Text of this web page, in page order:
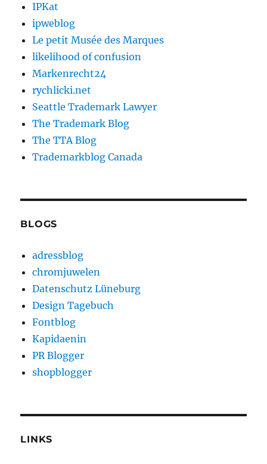
IPKat
ipweblog
Le petit Musée des Marques
likelihood of confusion
Markenrecht24
rychlicki.net
Seattle Trademark Lawyer
The Trademark Blog
The TTA Blog
Trademarkblog Canada
BLOGS
adressblog
chromjuwelen
Datenschutz Lüneburg
Design Tagebuch
Fontblog
Kapidaenin
PR Blogger
shopblogger
LINKS